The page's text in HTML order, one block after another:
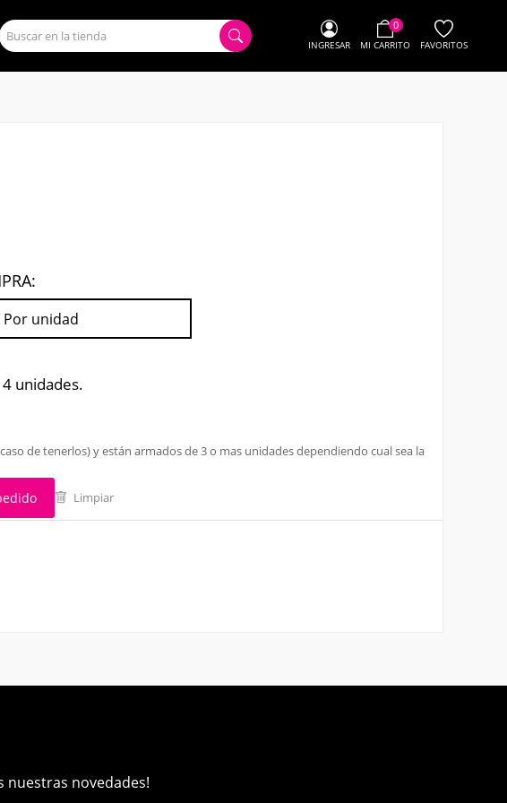
0
MI CARRITO FAVORITOS
INGRESAR
Por unidad
unidades.
de tenerlos) y están armados de 3 o mas unidades dependiendo cual sea la
Limpiar
nuestras novedades!